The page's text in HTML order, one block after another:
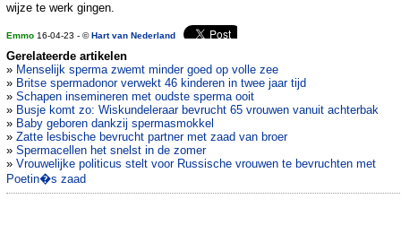
wijze te werk gingen.
Emmo 16-04-23 - ©Hart van Nederland
Gerelateerde artikelen
» Menselijk sperma zwemt minder goed op volle zee
» Britse spermadonor verwekt 46 kinderen in twee jaar tijd
» Schapen insemineren met oudste sperma ooit
» Busje komt zo: Wiskundeleraar bevrucht 65 vrouwen vanuit achterbak
» Baby geboren dankzij spermasmokkel
» Zatte lesbische bevrucht partner met zaad van broer
» Spermacellen het snelst in de zomer
» Vrouwelijke politicus stelt voor Russische vrouwen te bevruchten met
Poetin�s zaad